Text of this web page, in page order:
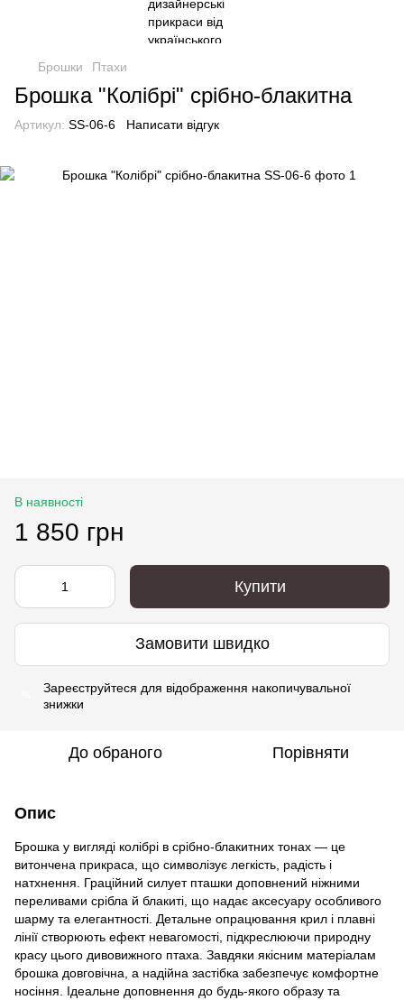
Брошки Птахи
Брошка "Колібрі" срібно-блакитна
Артикул: SS-06-6 Написати відгук
В наявності
1 850 грн
Купити
Замовити швидко
Зареєструйтеся для відображення накопичувальної
знижки
До обраного Порівняти
Опис
Брошка у вигляді колібрі в срібно-блакитних тонах — це
витончена прикраса, що символізує легкість, радість і
натхнення. Граційний силует пташки доповнений ніжними
переливами срібла й блакиті, що надає аксесуару особливого
шарму та елегантності. Детальне опрацювання крил і плавні
лінії створюють ефект невагомості, підкреслюючи природну
красу цього дивовижного птаха. Завдяки якісним матеріалам
брошка довговічна, а надійна застібка забезпечує комфортне
носіння. Ідеальне доповнення до будь-якого образу та